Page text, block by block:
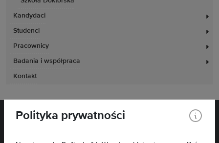
Kandydaci
Studenci
Pracownicy
Badania i współpraca
Kontakt
Polityka prywatności